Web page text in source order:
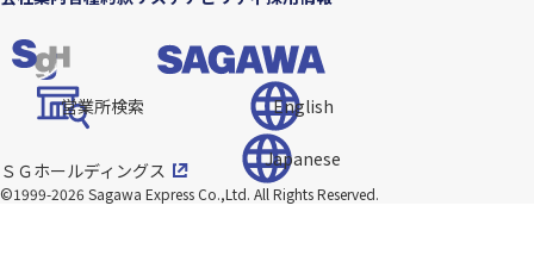
営業所検索 English
Japanese
ＳＧホールディングス
©1999-2026 Sagawa Express Co.,Ltd. All Rights Reserved.